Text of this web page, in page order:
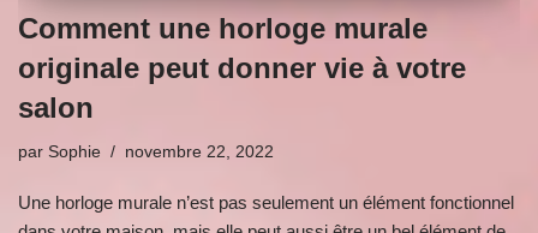
Comment une horloge murale
originale peut donner vie à votre
salon
par Sophie novembre 22, 2022
Une horloge murale n’est pas seulement un élément fonctionnel